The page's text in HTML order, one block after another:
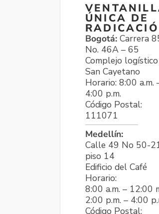
ÚNICA DE
Bogotá: Carrera
No. 46A – 65
Complejo logístico
San Cayetano
Horario: 8:00 a.m.
4:00 p.m.
Código Postal:
111071
Medellín:
Calle 49 No 50-
piso 14
Edificio del Café
Horario:
8:00 a.m. – 12:00
2:00 p.m. – 4:00
Código Postal: